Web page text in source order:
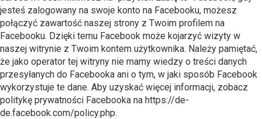
jesteś zalogowany na swoje konto na Facebooku, możesz
połączyć zawartość naszej strony z Twoim profilem na
Facebooku. Dzięki temu Facebook może kojarzyć wizyty w
naszej witrynie z Twoim kontem użytkownika. Należy pamiętać,
że jako operator tej witryny nie mamy wiedzy o treści danych
przesyłanych do Facebooka ani o tym, w jaki sposób Facebook
wykorzystuje te dane. Aby uzyskać więcej informacji, zobacz
politykę prywatności Facebooka na https://de-
de.facebook.com/policy.php.